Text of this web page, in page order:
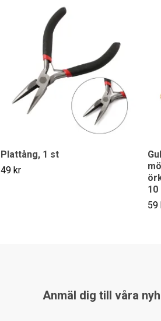
Plattång, 1 st
49 kr
10
59
Anmäl dig till våra